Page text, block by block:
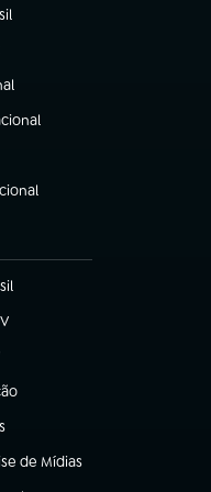
aba)
aba)
aba)
aba)
aba)
aba)
aba)
de Mídias